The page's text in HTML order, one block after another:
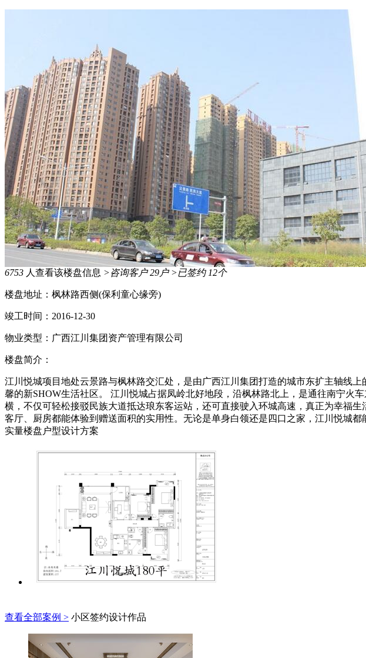
6753 人查看该楼盘信息 >咨询客户29 户 >已签约 12个
楼盘地址： 枫林路西侧(保利童心缘旁)
竣工时间： 2016-12-30
物业类型： 广西江川集团资产管理有限公司
楼盘简介：
江川悦城项目地处云景路与枫林路交汇处，是由广西江川集团打造的城市东扩主轴线
馨的新SHOW生活社区。 江川悦城占据凤岭北好地段，沿枫林路北上，是通往南宁火
横，不仅可轻松接驳民族大道抵达琅东客运站，还可直接驶入环城高速，真正为幸福
客厅、厨房都能体验到赠送面积的实用性。无论是单身白领还是四口之家，江川悦城都
实量楼盘户型设计方案
查看全部案例 > 小区签约设计作品